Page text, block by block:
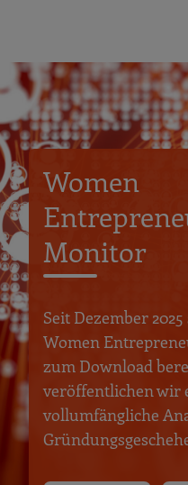
Women
Monitor
Seit Dezember
Women
zum Download
veröffentlichen wir
vollumfängliche